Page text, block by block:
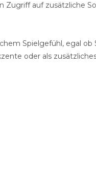
Zugriff auf zusätzliche
Spielgefühl, egal ob
oder als